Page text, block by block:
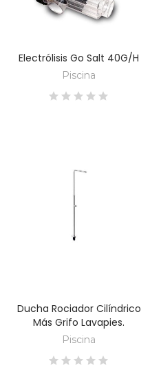
DESCUBRE
Electrólisis Go Salt 40G/H
Piscina
DESCUBRE
Ducha Rociador Cilíndrico
Más Grifo Lavapies.
Piscina